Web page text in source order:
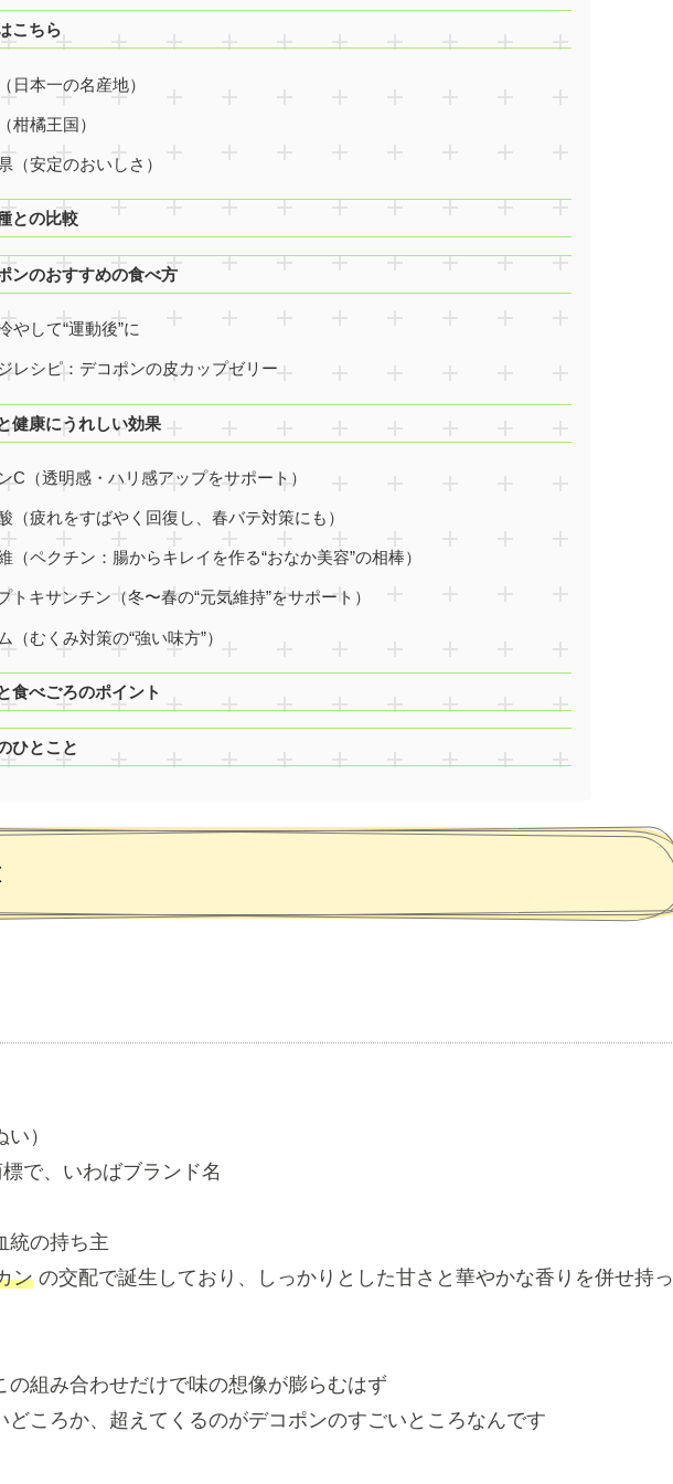
こちら
日本一の名産地）
柑橘王国）
（安定のおいしさ）
との比較
ンのおすすめの食べ方
やして“運動後”に
レシピ：デコポンの皮カップゼリー
健康にうれしい効果
C（透明感・ハリ感アップをサポート）
（疲れをすばやく回復し、春バテ対策にも）
（ペクチン：腸からキレイを作る“おなか美容”の相棒）
トキサンチン（冬〜春の“元気維持”をサポート）
（むくみ対策の“強い味方”）
食べごろのポイント
ひとこと
）
、いわばブランド名
統の持ち主
ン の交配で誕生しており、しっかりとした甘さと華やかな香りを併せ持っ
の組み合わせだけで味の想像が膨らむはず
どころか、超えてくるのがデコポンのすごいところなんです